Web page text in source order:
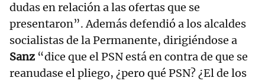
dudas en relación a las ofertas que se
presentaron”. Además defendió a los alcaldes
socialistas de la Permanente, dirigiéndose a
Sanz “dice que el PSN está en contra de que se
reanudase el pliego, ¿pero qué PSN? ¿El de los